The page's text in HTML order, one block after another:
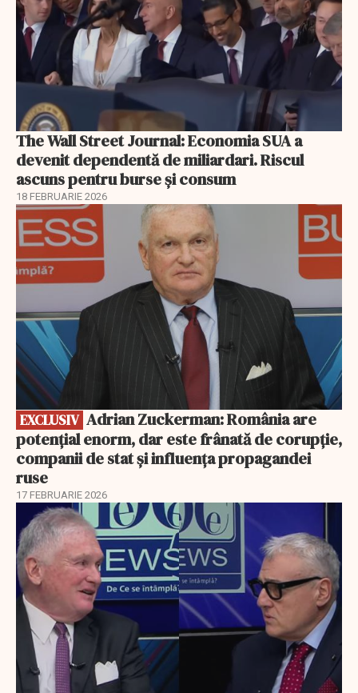
The Wall Street Journal: Economia SUA a
devenit dependentă de miliardari. Riscul
ascuns pentru burse și consum
18 FEBRUARIE 2026
EXCLUSIV
EXCLUSIV
potențial enorm, dar este frânată de corupție,
companii de stat și influența propagandei
ruse
17 FEBRUARIE 2026
EXCLUSIV